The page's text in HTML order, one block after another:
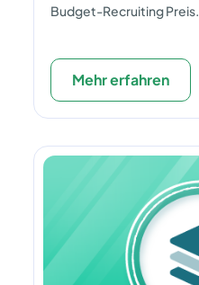
Budget-Recruiting Preis.
Mehr erfahren